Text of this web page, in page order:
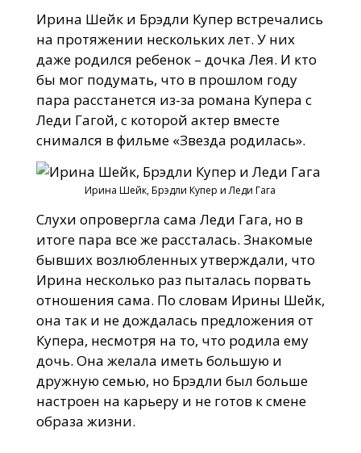
Ирина Шейк и Брэдли Купер встречались
на протяжении нескольких лет. У них
даже родился ребенок – дочка Лея. И кто
бы мог подумать, что в прошлом году
пара расстанется из-за романа Купера с
Леди Гагой, с которой актер вместе
снимался в фильме «Звезда родилась».
Ирина Шейк, Брэдли Купер и Леди Гага
Слухи опровергла сама Леди Гага, но в
итоге пара все же рассталась. Знакомые
бывших возлюбленных утверждали, что
Ирина несколько раз пыталась порвать
отношения сама. По словам Ирины Шейк,
она так и не дождалась предложения от
Купера, несмотря на то, что родила ему
дочь. Она желала иметь большую и
дружную семью, но Брэдли был больше
настроен на карьеру и не готов к смене
образа жизни.